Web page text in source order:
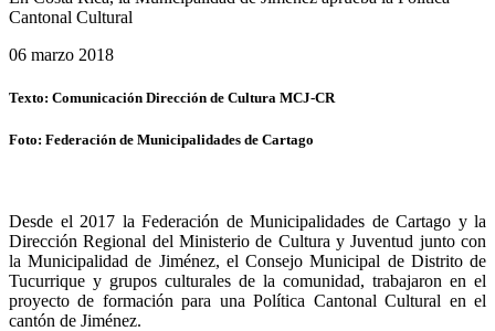
Cantonal Cultural
06 marzo 2018
Texto: Comunicación Dirección de Cultura MCJ-CR
Foto: Federación de Municipalidades de Cartago
Desde el 2017 la Federación de Municipalidades de Cartago y la
Dirección Regional del Ministerio de Cultura y Juventud junto con
la Municipalidad de Jiménez, el Consejo Municipal de Distrito de
Tucurrique y grupos culturales de la comunidad, trabajaron en el
proyecto de formación para una Política Cantonal Cultural en el
cantón de Jiménez.